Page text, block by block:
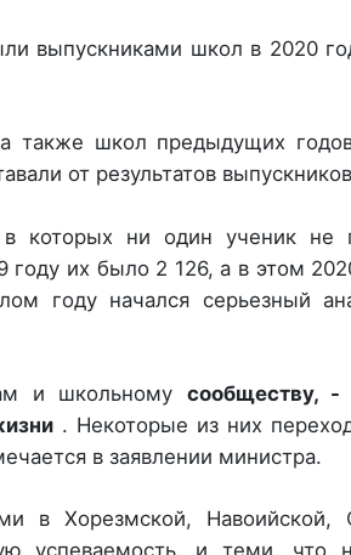
выпускниками школ в 2020
также школ предыдущих
от результатов
которых ни один ученик не
году их было 2 126, а в этом
году начался серьезный
и школьному сообществу, -
. Некоторые из них
в заявлении министра.
в Хорезмской, Навоийской,
успеваемость, и теми, что